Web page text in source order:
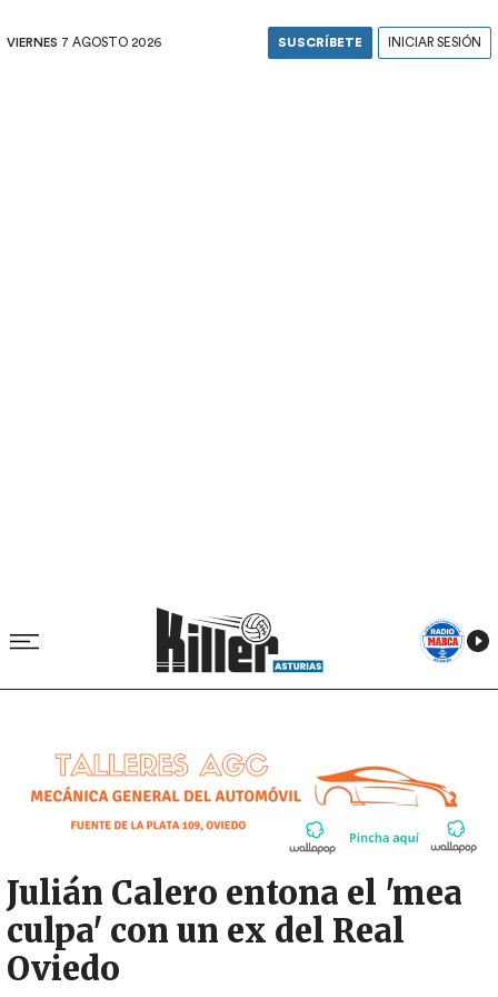
VIERNES 7 AGOSTO 2026 SUSCRÍBETE INICIAR SESIÓN
Image
Julián Calero entona el 'mea
culpa' con un ex del Real
Oviedo